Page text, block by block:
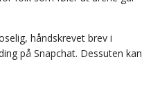
håndskrevet brev i
på Snapchat. Dessuten kan